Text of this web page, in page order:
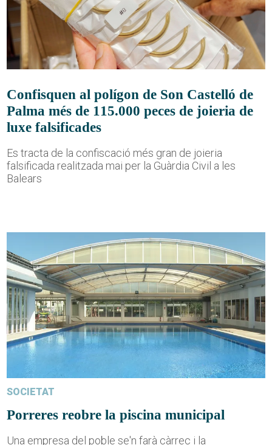
Confisquen al polígon de Son Castelló de
Palma més de 115.000 peces de joieria de
luxe falsificades
Es tracta de la confiscació més gran de joieria
falsificada realitzada mai per la Guàrdia Civil a les
Balears
SOCIETAT
Porreres reobre la piscina municipal
Una empresa del poble se'n farà càrrec i la